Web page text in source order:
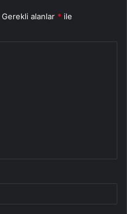
Gerekli alanlar * ile